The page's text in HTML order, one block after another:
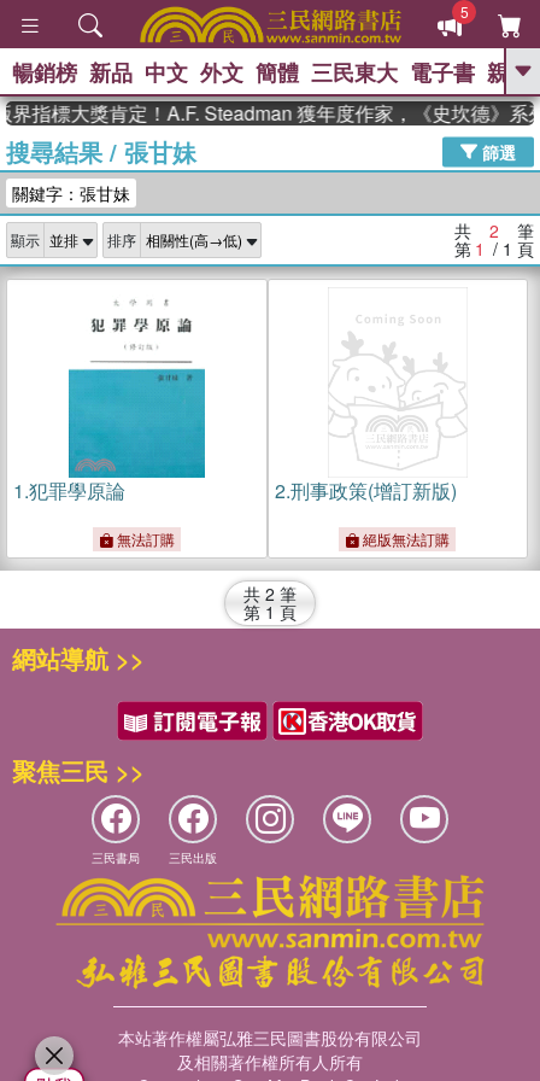
5
GO
The Odyssey 、
父親節 、 如果歷史是一群喵 、 暑期
念華 、 台灣的李登輝時代 、 數學女
孩：黎曼猜想
偉大的迷走神經
暢銷榜 新品 中文 外文 簡體 三民東大 電子書 親子
指標大獎肯定！A.F. Steadman 獲年度作家，《史坎德》系
搜尋結果/ 張甘妹
篩選
關鍵字：張甘妹
顯示 排序 共 2 筆
第 1 / 1 頁
1.犯罪學原論
無法訂購
2.刑事政策(增訂新版)
絕版無法訂購
共 2 筆
第 1 頁
網站導航 >>
聚焦三民 >>
三民書局 三民出版
本站著作權屬弘雅三民圖書股份有限公司
及相關著作權所有人所有